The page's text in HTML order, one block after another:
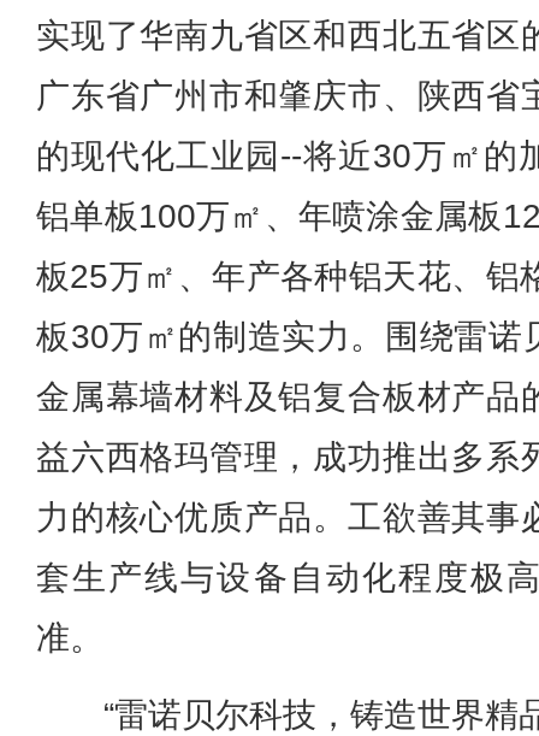
实现了华南九省区和西北五省区
广东省广州市和肇庆市、陕西省
的现代化工业园--将近30万㎡的
铝单板100万㎡、年喷涂金属板
板25万㎡、年产各种铝天花、铝
板30万㎡的制造实力。围绕雷诺
金属幕墙材料及铝复合板材产品
益六西格玛管理，成功推出多系
力的核心优质产品。工欲善其事
套生产线与设备自动化程度极
准。
“雷诺贝尔科技，铸造世界精